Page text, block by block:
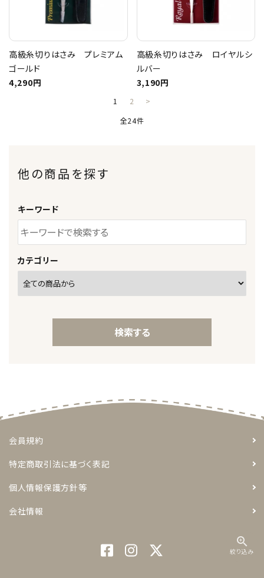
高級糸切りはさみ プレミアム
ゴールド
4,290円
高級糸切りはさみ ロイヤルシ
ルバー
3,190円
1 2
>
全24件
他の商品を探す
キーワード
カテゴリー
検索する
zoom_in
絞り込み
会員規約
特定商取引法に基づく表記
個人情報保護方針等
会社情報